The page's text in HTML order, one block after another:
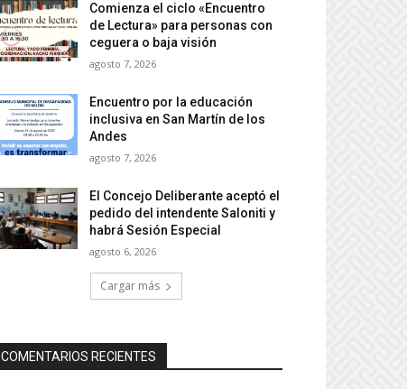
Comienza el ciclo «Encuentro
de Lectura» para personas con
ceguera o baja visión
agosto 7, 2026
Encuentro por la educación
inclusiva en San Martín de los
Andes
agosto 7, 2026
El Concejo Deliberante aceptó el
pedido del intendente Saloniti y
habrá Sesión Especial
agosto 6, 2026
Cargar más
COMENTARIOS RECIENTES